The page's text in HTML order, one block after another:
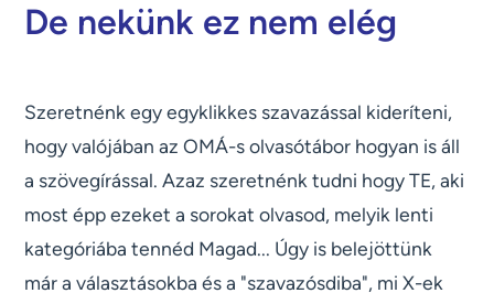
De nekünk ez nem elég
Szeretnénk egy egyklikkes szavazással kideríteni,
hogy valójában az OMÁ-s olvasótábor hogyan is áll
a szövegírással. Azaz szeretnénk tudni hogy TE, aki
most épp ezeket a sorokat olvasod, melyik lenti
kategóriába tennéd Magad... Úgy is belejöttünk
már a választásokba és a "szavazósdiba", mi X-ek